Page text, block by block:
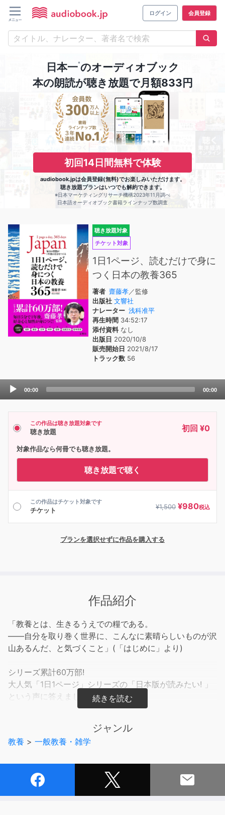
ログイン 会員登録
日本一※のオーディオブック
本の朗読が聴き放題で月額833円
初回14日間無料で体験
audiobook.jpは会員登録(無料)でお楽しみいただけます。
聴き放題プランはいつでも解約できます。
※日本マーケティングリサーチ機構2023年11月調べ
日本語オーディオブック書籍ラインナップ数調査
聴き放題対象
チケット対象
1日1ページ、読むだけで身に
つく日本の教養365
著者 齋藤孝／監修
出版社 文響社
ナレーター 浅科准平
再生時間 34:52:17
添付資料なし
出版日 2020/10/8
販売開始日 2021/8/17
トラック数 56
Audio
00:00 00:00
この作品は聴き放題対象です
聴き放題 初回 ¥0
対象作品なら何冊でも聴き放題。
聴き放題で聴く
この作品はチケット対象です
チケット ¥1,500 ¥980税込
プランを選択せずに作品を購入する
作品紹介
「教養とは、生きるうえでの糧である。
――自分を取り巻く世界に、こんなに素晴らしいものが沢
山あるんだ、と気づくこと」(「はじめに」より)
シリーズ累計60万部!
大人気「1日1ページ」シリーズの「日本版が読みたい! 」
という声に答えました
◉日々の読書習慣が身につく
◉知的好奇心が広がり、世界の見方が変わる
******************************
ジャンル
教養 > 一般教養・雑学